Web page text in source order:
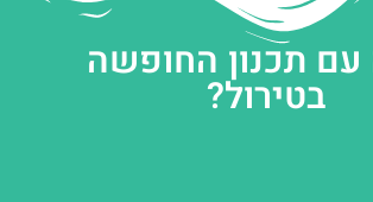
עם תכנון החופשה
בטירול?